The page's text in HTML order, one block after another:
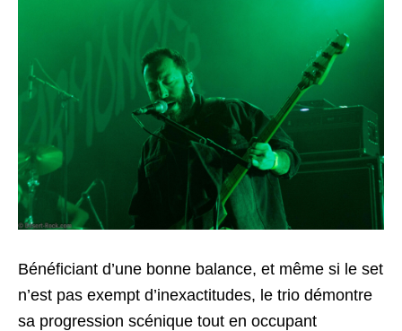
Bénéficiant d’une bonne balance, et même si le set
n’est pas exempt d’inexactitudes, le trio démontre
sa progression scénique tout en occupant